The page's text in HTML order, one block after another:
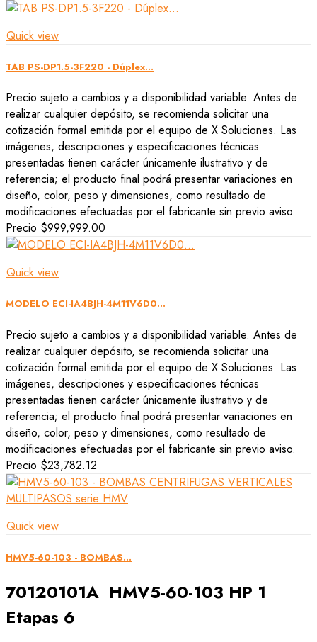
Quick view
TAB PS-DP1.5-3F220 - Dúplex...
Precio sujeto a cambios y a disponibilidad variable. Antes de
realizar cualquier depósito, se recomienda solicitar una
cotización formal emitida por el equipo de X Soluciones. Las
imágenes, descripciones y especificaciones técnicas
presentadas tienen carácter únicamente ilustrativo y de
referencia; el producto final podrá presentar variaciones en
diseño, color, peso y dimensiones, como resultado de
modificaciones efectuadas por el fabricante sin previo aviso.
Precio $999,999.00
Quick view
MODELO ECI-IA4BJH-4M11V6D0...
Precio sujeto a cambios y a disponibilidad variable. Antes de
realizar cualquier depósito, se recomienda solicitar una
cotización formal emitida por el equipo de X Soluciones. Las
imágenes, descripciones y especificaciones técnicas
presentadas tienen carácter únicamente ilustrativo y de
referencia; el producto final podrá presentar variaciones en
diseño, color, peso y dimensiones, como resultado de
modificaciones efectuadas por el fabricante sin previo aviso.
Precio $23,782.12
Quick view
HMV5-60-103 - BOMBAS...
70120101A HMV5-60-103 HP 1
Etapas 6